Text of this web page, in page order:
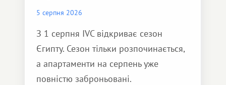
5 серпня 2026
З 1 серпня IVC відкриває сезон
Єгипту. Сезон тільки розпочинається,
а апартаменти на серпень уже
повністю заброньовані.